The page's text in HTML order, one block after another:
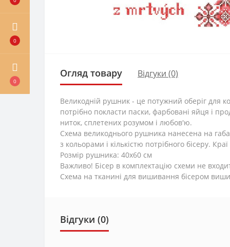
0
0
Огляд товару Відгуки (0)
Великодній рушник - це потужний оберіг для
потрібно покласти паски, фарбовані яйця і
ниток, сплетених розумом і любов'ю.
Схема великоднього рушника нанесена на
з кольорами і кількістю потрібного бісеру.
Розмір рушника: 40х60 см
Важливо! Бісер в комплектацію схеми не
Схема на тканині для вишивання бісером
Відгуки (0)